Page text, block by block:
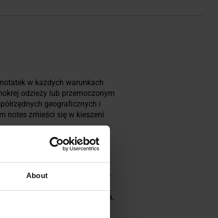
About
w każdych warunkach
odzieży lub przemoczonym
geograficznych i
notes zmieści się w kieszeni
dzięki czemu kartki nie
używać zwykłego ołówka,